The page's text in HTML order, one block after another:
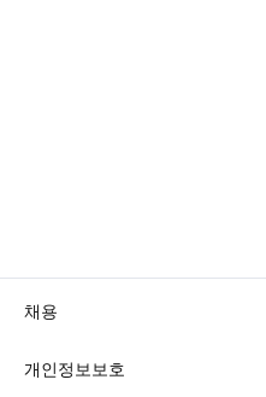
채용
개인정보보호